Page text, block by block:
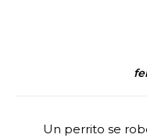
Un perrito se